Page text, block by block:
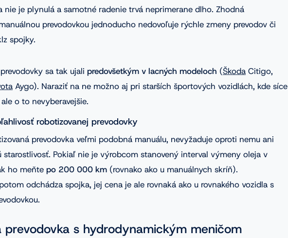
nie je plynulá a samotné radenie trvá neprimerane dlho. Zhodná
prevodovkou jednoducho nedovoľuje rýchle zmeny prevodov či
spojky.
sa tak ujali predovšetkým v lacných modeloch (Škoda Citigo,
Aygo). Naraziť na ne možno aj pri starších športových vozidlách, kde síce
o to nevyberavejšie.
robotizovanej prevodovky
prevodovka veľmi podobná manuálu, nevyžaduje oproti nemu ani
starostlivosť. Pokiaľ nie je výrobcom stanovený interval výmeny oleja v
ho meňte po 200 000 km (rovnako ako u manuálnych skríň).
odchádza spojka, jej cena je ale rovnaká ako u rovnakého vozidla s
prevodovka s hydrodynamickým meničom